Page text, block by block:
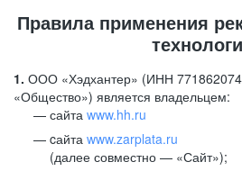
Правила применения
1. ООО «Хэдхантер» (ИНН
«Общество») является владельцем:
сайта www.hh.ru
cайта www.zarplata.ru
(далее совместно — «Сайт»);